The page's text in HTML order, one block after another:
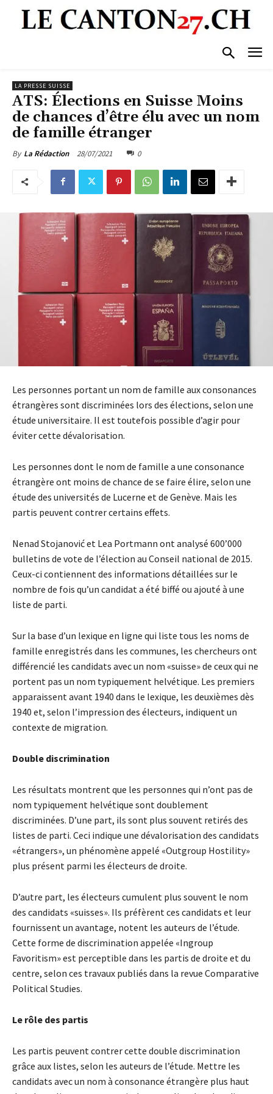
LA PRESSE SUISSE
ATS: Élections en Suisse Moins
de chances d’être élu avec un nom
de famille étranger
By La Rédaction 28/07/2021 0
Les personnes portant un nom de famille aux consonances
étrangères sont discriminées lors des élections, selon une
étude universitaire. Il est toutefois possible d’agir pour
éviter cette dévalorisation.
Les personnes dont le nom de famille a une consonance
étrangère ont moins de chance de se faire élire, selon une
étude des universités de Lucerne et de Genève. Mais les
partis peuvent contrer certains effets.
Nenad Stojanović et Lea Portmann ont analysé 600’000
bulletins de vote de l’élection au Conseil national de 2015.
Ceux-ci contiennent des informations détaillées sur le
nombre de fois qu’un candidat a été biffé ou ajouté à une
liste de parti.
Sur la base d’un lexique en ligne qui liste tous les noms de
famille enregistrés dans les communes, les chercheurs ont
différencié les candidats avec un nom «suisse» de ceux qui ne
portent pas un nom typiquement helvétique. Les premiers
apparaissent avant 1940 dans le lexique, les deuxièmes dès
1940 et, selon l’impression des électeurs, indiquent un
contexte de migration.
Double discrimination
Les résultats montrent que les personnes qui n’ont pas de
nom typiquement helvétique sont doublement
discriminées. D’une part, ils sont plus souvent retirés des
listes de parti. Ceci indique une dévalorisation des candidats
«étrangers», un phénomène appelé «Outgroup Hostility»
plus présent parmi les électeurs de droite.
D’autre part, les électeurs cumulent plus souvent le nom
des candidats «suisses». Ils préfèrent ces candidats et leur
fournissent un avantage, notent les auteurs de l’étude.
Cette forme de discrimination appelée «Ingroup
Favoritism» est perceptible dans les partis de droite et du
centre, selon ces travaux publiés dans la revue Comparative
Political Studies.
Le rôle des partis
Les partis peuvent contrer cette double discrimination
grâce aux listes, selon les auteurs de l’étude. Mettre les
candidats avec un nom à consonance étrangère plus haut